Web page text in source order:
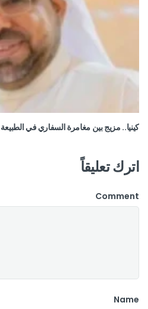
كينيا.. مزيج بين مغامرة السفاري في الطبيعة
اترك تعليقاً
Comment
Name